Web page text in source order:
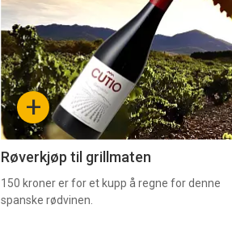
akkurat
nå
-
4 +
Røverkjøp til grillmaten
150 kroner er for et kupp å regne for denne
spanske rødvinen.